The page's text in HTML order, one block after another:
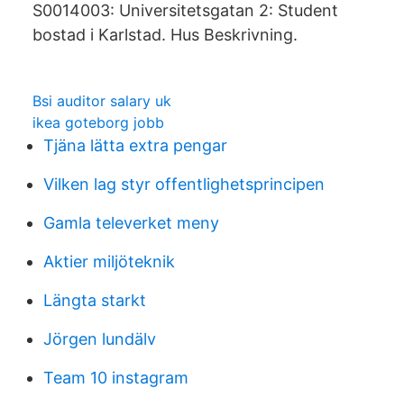
S0014003: Universitetsgatan 2: Student
bostad i Karlstad. Hus Beskrivning.
Bsi auditor salary uk
ikea goteborg jobb
Tjäna lätta extra pengar
Vilken lag styr offentlighetsprincipen
Gamla televerket meny
Aktier miljöteknik
Längta starkt
Jörgen lundälv
Team 10 instagram